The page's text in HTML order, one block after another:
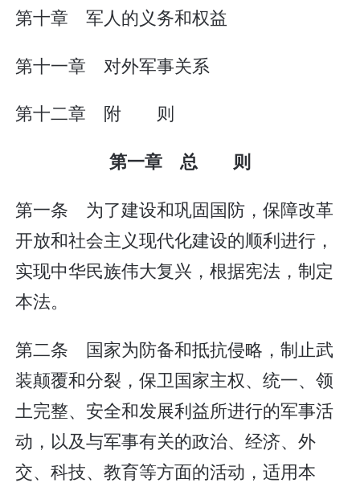
第十章 军人的义务和权益
第十一章 对外军事关系
第十二章 附 则
第一章 总 则
第一条 为了建设和巩固国防，保障改革
开放和社会主义现代化建设的顺利进行，
实现中华民族伟大复兴，根据宪法，制定
本法。
第二条 国家为防备和抵抗侵略，制止武
装颠覆和分裂，保卫国家主权、统一、领
土完整、安全和发展利益所进行的军事活
动，以及与军事有关的政治、经济、外
交、科技、教育等方面的活动，适用本